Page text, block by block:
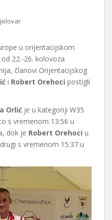
u orijentacijskom
22.-26. kolovoza
članovi Orijentacijskog
i Robert Orehoci postigli
Orlić je u kategoriji W35
s vremenom 13:56 u
dok je Robert Orehoci u
s vremenom 15:37 u